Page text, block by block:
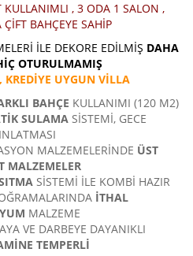
, 3 ODA 1 SALON ,
BAHÇEYE SAHİP
İLE DEKORE EDİLMİŞ DAHA
OTURULMAMIŞ
KREDİYE UYGUN VİLLA
BAHÇE KULLANIMI (120 M2)
SULAMASİSTEMİ, GECE
MALZEMELERİNDE ÜST
MALZEMELER
SİSTEMİ İLE KOMBİ HAZIR
İTHAL
MALZEME
VE DARBEYE DAYANIKLI
TEMPERLİ